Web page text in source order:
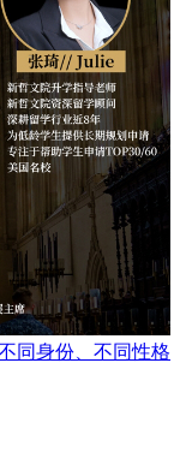
同身份、不同性格